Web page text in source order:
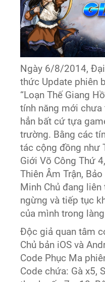
Ngày 6/8/2014,
thức Update phiên
“Loạn Thế Giang
tính năng mới
hẳn bất cứ tựa
trường. Bằng các
tác cộng đồng như
Giới Võ Công Thứ
Thiên Âm Trận,
Minh Chủ đang
ngừng và tiếp tục
của mình trong
Độc giả quan tâm
Chủ bản iOS và
Code Phục Ma
Code chứa: Gà x5,